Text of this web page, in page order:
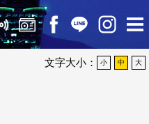
文字大小： 小 中 大